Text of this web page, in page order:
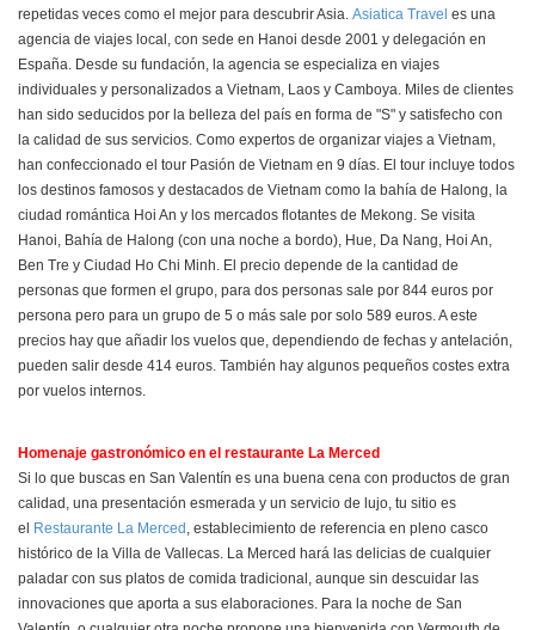
repetidas veces como el mejor para descubrir Asia. Asiatica Travel es una
agencia de viajes local, con sede en Hanoi desde 2001 y delegación en
España. Desde su fundación, la agencia se especializa en viajes
individuales y personalizados a Vietnam, Laos y Camboya. Miles de clientes
han sido seducidos por la belleza del país en forma de "S" y satisfecho con
la calidad de sus servicios. Como expertos de organizar viajes a Vietnam,
han confeccionado el tour Pasión de Vietnam en 9 días. El tour incluye todos
los destinos famosos y destacados de Vietnam como la bahía de Halong, la
ciudad romántica Hoi An y los mercados flotantes de Mekong. Se visita
Hanoi, Bahía de Halong (con una noche a bordo), Hue, Da Nang, Hoi An,
Ben Tre y Ciudad Ho Chi Minh. El precio depende de la cantidad de
personas que formen el grupo, para dos personas sale por 844 euros por
persona pero para un grupo de 5 o más sale por solo 589 euros. A este
precios hay que añadir los vuelos que, dependiendo de fechas y antelación,
pueden salir desde 414 euros. También hay algunos pequeños costes extra
por vuelos internos.
Homenaje gastronómico en el restaurante La Merced
Si lo que buscas en San Valentín es una buena cena con productos de gran
calidad, una presentación esmerada y un servicio de lujo, tu sitio es
el
Restaurante La Merced , establecimiento de referencia en pleno casco
histórico de la Villa de Vallecas. La Merced hará las delicias de cualquier
paladar con sus platos de comida tradicional, aunque sin descuidar las
innovaciones que aporta a sus elaboraciones. Para la noche de San